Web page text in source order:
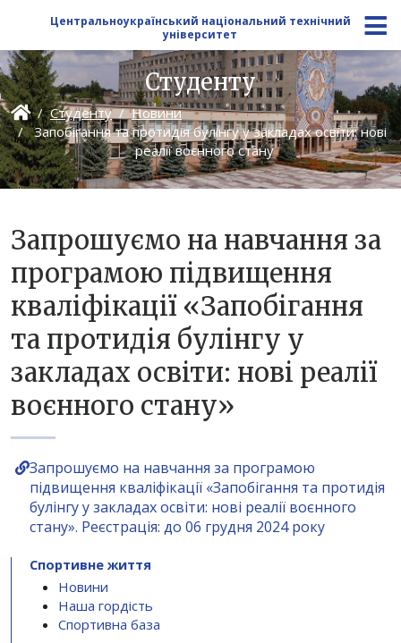
Центральноукраїнський національний технічний
університет
Студенту
Студенту
Новини
Запобігання та протидія булінгу у закладах освіти: нові
реалії воєнного стану
Запрошуємо на навчання за
програмою підвищення
кваліфікації «Запобігання
та протидія булінгу у
закладах освіти: нові реалії
воєнного стану»
Запрошуємо на навчання за програмою
підвищення кваліфікації «Запобігання та протидія
булінгу у закладах освіти: нові реалії воєнного
стану». Реєстрація: до 06 грудня 2024 року
Спортивне життя
Новини
Наша гордість
Спортивна база